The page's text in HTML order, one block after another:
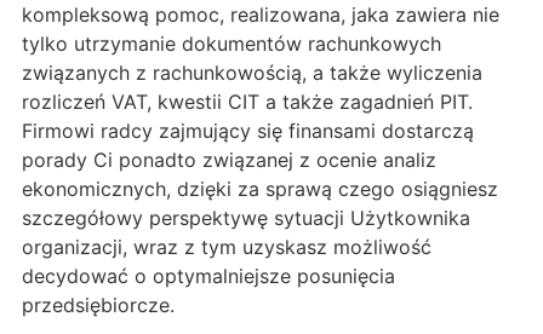
kompleksową pomoc, realizowana, jaka zawiera nie
tylko utrzymanie dokumentów rachunkowych
związanych z rachunkowością, a także wyliczenia
rozliczeń VAT, kwestii CIT a także zagadnień PIT.
Firmowi radcy zajmujący się finansami dostarczą
porady Ci ponadto związanej z ocenie analiz
ekonomicznych, dzięki za sprawą czego osiągniesz
szczegółowy perspektywę sytuacji Użytkownika
organizacji, wraz z tym uzyskasz możliwość
decydować o optymalniejsze posunięcia
przedsiębiorcze.